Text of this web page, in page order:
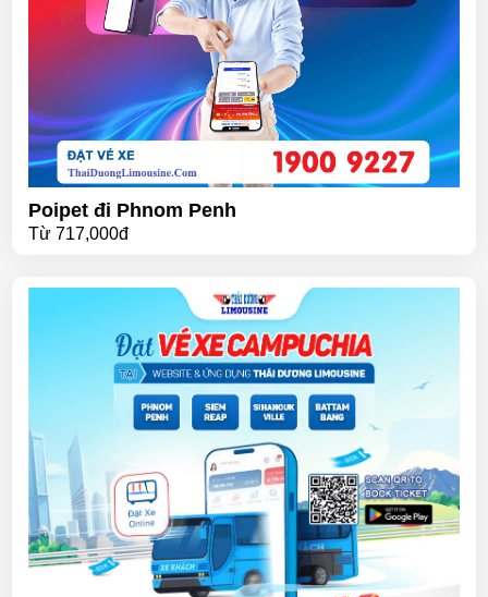
Poipet đi Phnom Penh
Từ 717,000đ